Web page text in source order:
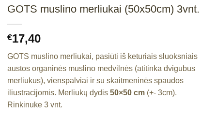
GOTS muslino merliukai (50x50cm) 3vnt.
€17,40
GOTS muslino merliukai, pasiūti iš keturiais sluoksniais
austos organinės muslino medvilnės (atitinka dvigubus
merliukus), vienspalviai ir su skaitmeninės spaudos
iliustracijomis. Merliukų dydis 50×50 cm (+- 3cm).
Rinkinuke 3 vnt.